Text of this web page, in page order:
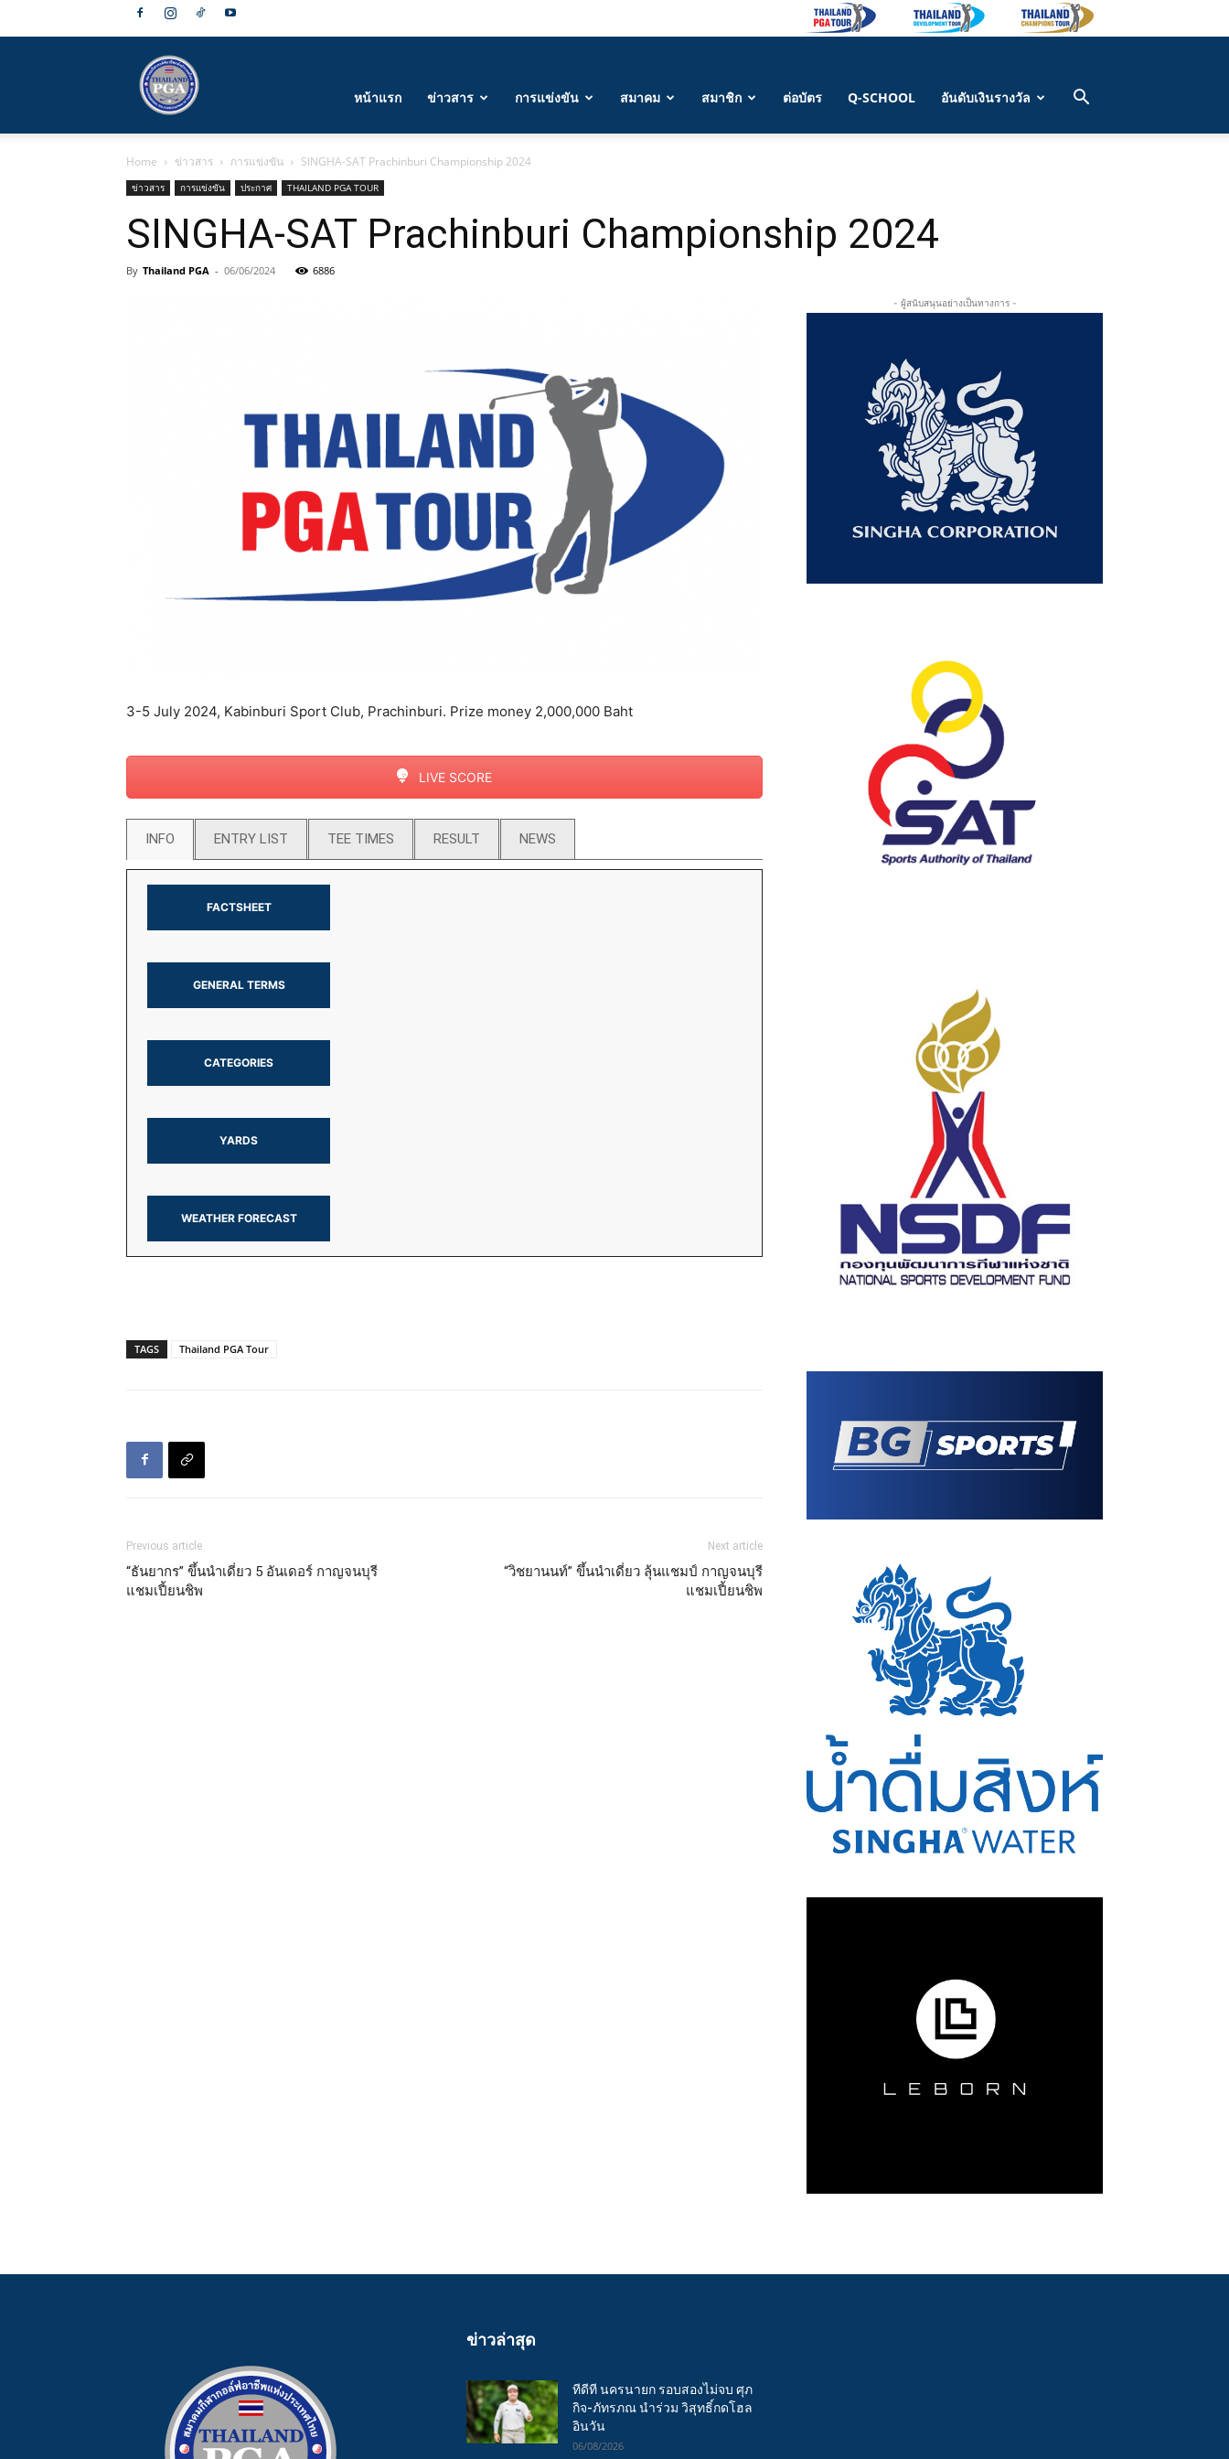
กีฬา
กอล์ฟ
หน้าแรก ข่าวสาร การแข่งขัน สมาคม สมาชิก ต่อบัตร Q-SCHOOL อันดับเงินรางวัล
Home ข่าวสาร การแข่งขัน SINGHA-SAT Prachinburi Championship 2024
ข่าวสาร การแข่งขัน ประกาศ THAILAND PGA TOUR
SINGHA-SAT Prachinburi Championship 2024
By Thailand PGA - 06/06/2024 6886
3-5 July 2024, Kabinburi Sport Club, Prachinburi. Prize money 2,000,000 Baht
LIVE SCORE
INFO ENTRY LIST TEE TIMES RESULT NEWS
FACTSHEET
GENERAL TERMS
CATEGORIES
YARDS
WEATHER FORECAST
TAGS Thailand PGA Tour
Previous article
“ธันยากร” ขึ้นนำเดี่ยว 5 อันเดอร์ กาญจนบุรี
แชมเปี้ยนชิพ
Next article
“วิชยานนท์” ขึ้นนำเดี่ยว ลุ้นแชมป์ กาญจนบุรี
แชมเปี้ยนชิพ
- ผู้สนับสนุนอย่างเป็นทางการ -
ข่าวล่าสุด
ทีดีที นครนายก รอบสองไม่จบ ศุภ
กิจ-ภัทรภณ นำร่วม วิสุทธิ์กดโฮล
อินวัน
06/08/2026